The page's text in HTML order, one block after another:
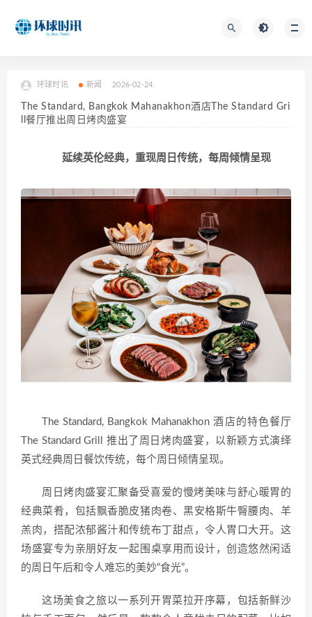
环球时讯 新闻 2026-02-24
The Standard, Bangkok Mahanakhon酒店The Standard Gri
ll餐厅推出周日烤肉盛宴
延续英伦经典，重现周日传统，每周倾情呈现
The Standard, Bangkok Mahanakhon 酒店的特色餐厅
The Standard Grill 推出了周日烤肉盛宴，以新颖方式演绎
英式经典周日餐饮传统，每个周日倾情呈现。
周日烤肉盛宴汇聚备受喜爱的慢烤美味与舒心暖胃的
经典菜肴，包括飘香脆皮猪肉卷、黑安格斯牛臀腰肉、羊
羔肉，搭配浓郁酱汁和传统布丁甜点，令人胃口大开。这
场盛宴专为亲朋好友一起围桌享用而设计，创造悠然闲适
的周日午后和令人难忘的美妙“食光”。
这场美食之旅以一系列开胃菜拉开序幕，包括新鲜沙